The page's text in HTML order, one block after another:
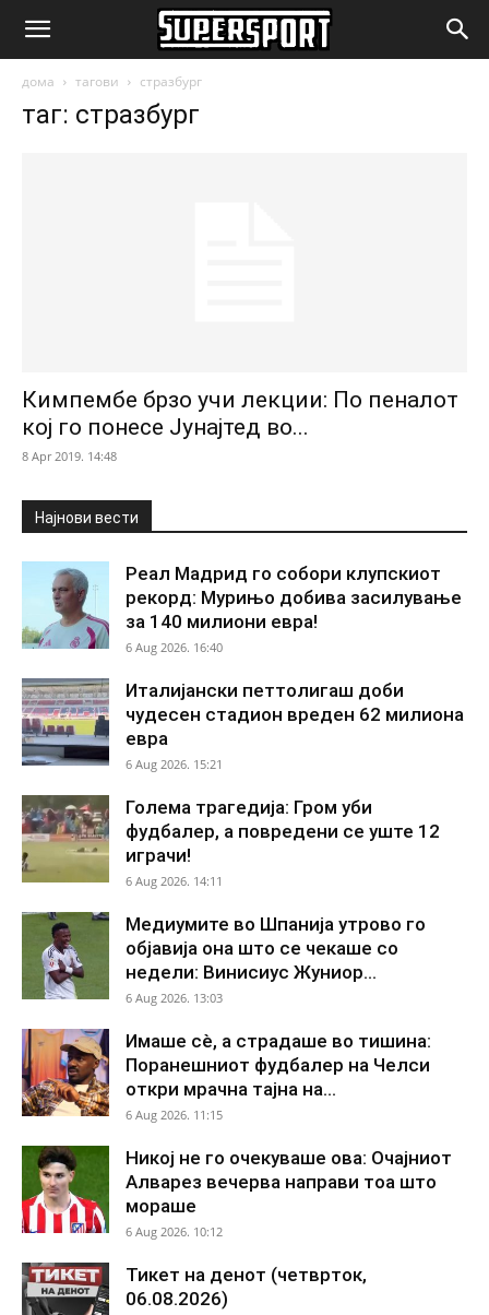
SuperSport.mk
дома тагови стразбург
таг: стразбург
Кимпембе брзо учи лекции: По пеналот
кој го понесе Јунајтед во...
8 Apr 2019. 14:48
Најнови вести
Реал Мадрид го собори клупскиот
рекорд: Мурињо добива засилување
за 140 милиони евра!
6 Aug 2026. 16:40
Италијански петтолигаш доби
чудесен стадион вреден 62 милиона
евра
6 Aug 2026. 15:21
Голема трагедија: Гром уби
фудбалер, а повредени се уште 12
играчи!
6 Aug 2026. 14:11
Медиумите во Шпанија утрово го
објавија она што се чекаше со
недели: Винисиус Жуниор...
6 Aug 2026. 13:03
Имаше сè, а страдаше во тишина:
Поранешниот фудбалер на Челси
откри мрачна тајна на...
6 Aug 2026. 11:15
Никој не го очекуваше ова: Очајниот
Алварез вечерва направи тоа што
мораше
6 Aug 2026. 10:12
Тикет на денот (четврток,
06.08.2026)